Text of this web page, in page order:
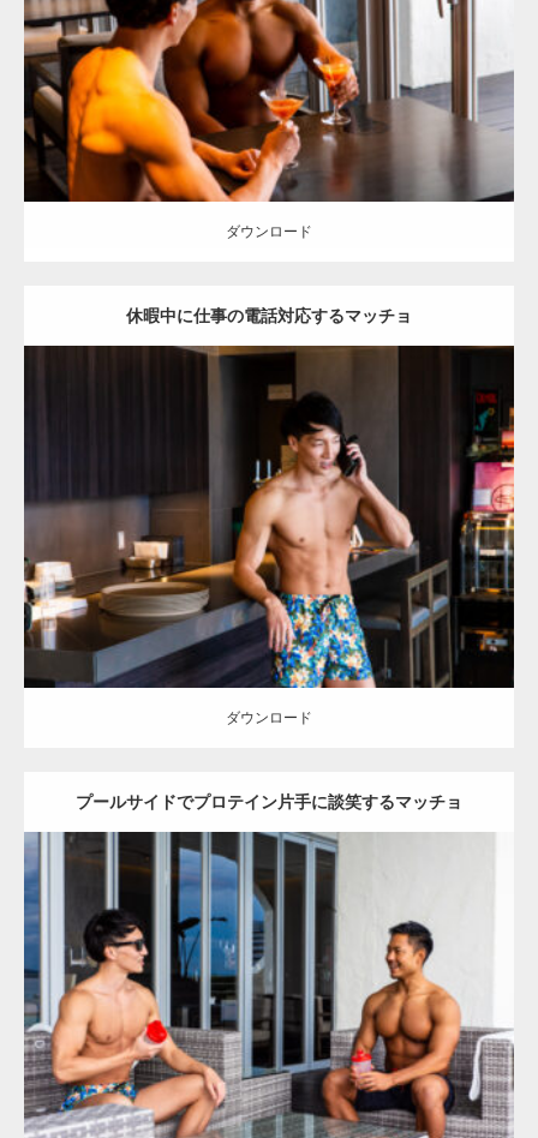
TOSHI(大胸筋) 大胸筋 宗像 (福岡)
ダウンロード
ダウンロード
休暇中に仕事の電話対応するマッチョ
2023.02.11
オレンジの人 AKIHITO(細マッチョ)
TOSHI(大胸筋)
宗像 (福岡)
ダウンロード
ダウンロード
プールサイドでプロテイン片手に談笑するマッチョ
Update:2023.02.11
Category:ホテルのマッチョ オレンジの人
AKIHITO(細マッチョ)
TOSHI(大胸筋) 大胸筋 宗像 (福岡)
ダウンロード